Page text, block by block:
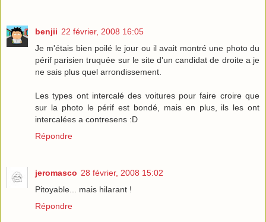
benjii 22 février, 2008 16:05
Je m'étais bien poilé le jour ou il avait montré une photo du
périf parisien truquée sur le site d'un candidat de droite a je
ne sais plus quel arrondissement.
Les types ont intercalé des voitures pour faire croire que
sur la photo le périf est bondé, mais en plus, ils les ont
intercalées a contresens :D
Répondre
jeromasco 28 février, 2008 15:02
Pitoyable... mais hilarant !
Répondre